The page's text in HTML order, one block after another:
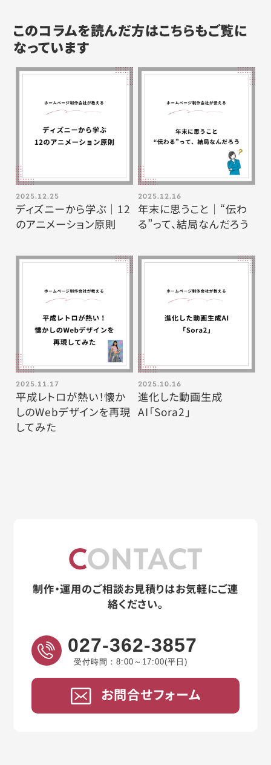
このコラムを読んだ方はこちらもご覧に
なっています
2025.12.25
ディズニーから学ぶ｜12
のアニメーション原則
2025.12.16
年末に思うこと｜“伝わ
る”って、結局なんだろう
2025.11.17
平成レトロが熱い！懐か
しのWebデザインを再現
してみた
2025.10.16
進化した動画生成
AI「Sora2」
CONTACT
制作・運用のご相談お見積りはお気軽にご連
絡ください。
027-362-3857
受付時間：8:00～17:00(平日)
お問合せフォーム